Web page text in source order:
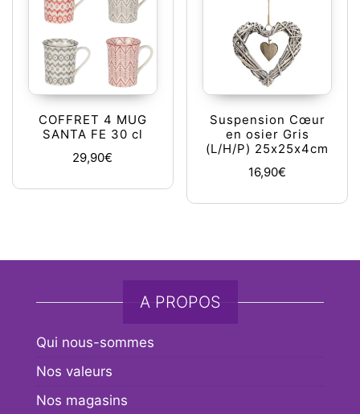
COFFRET 4 MUG
SANTA FE 30 cl
29,90€
Suspension Cœur
en osier Gris
(L/H/P) 25x25x4cm
16,90€
A PROPOS
Qui nous-sommes
Nos valeurs
Nos magasins